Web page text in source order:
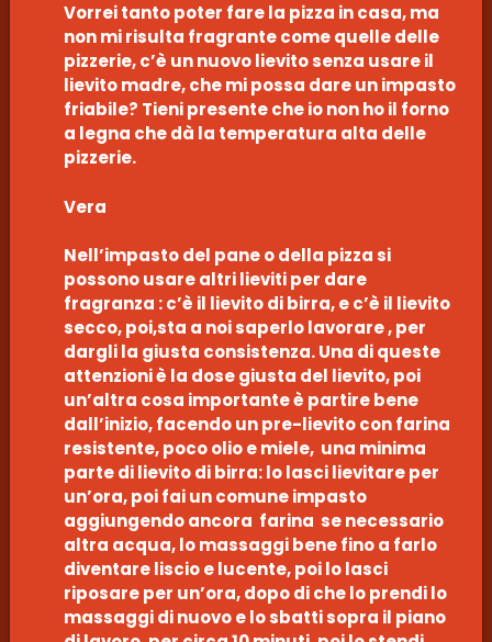
Vorrei tanto poter fare la pizza in casa, ma
non mi risulta fragrante come quelle delle
pizzerie, c’è un nuovo lievito senza usare il
lievito madre, che mi possa dare un impasto
friabile? Tieni presente che io non ho il forno
a legna che dà la temperatura alta delle
pizzerie.
Vera
Nell’impasto del pane o della pizza si
possono usare altri lieviti per dare
fragranza : c’è il lievito di birra, e c’è il lievito
secco, poi,sta a noi saperlo lavorare , per
dargli la giusta consistenza. Una di queste
attenzioni è la dose giusta del lievito, poi
un’altra cosa importante è partire bene
dall’inizio, facendo un pre-lievito con farina
resistente, poco olio e miele, una minima
parte di lievito di birra: lo lasci lievitare per
un’ora, poi fai un comune impasto
aggiungendo ancora farina se necessario
altra acqua, lo massaggi bene fino a farlo
diventare liscio e lucente, poi lo lasci
riposare per un’ora, dopo di che lo prendi lo
massaggi di nuovo e lo sbatti sopra il piano